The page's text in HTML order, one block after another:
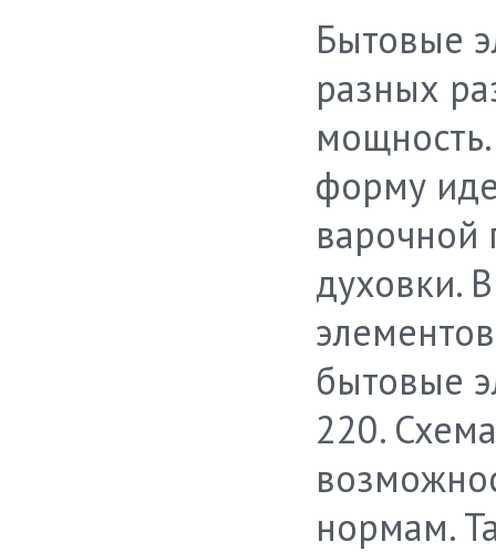
Бытовые
разных
форму
варочной
духовки.
бытовые
220.
нормам.